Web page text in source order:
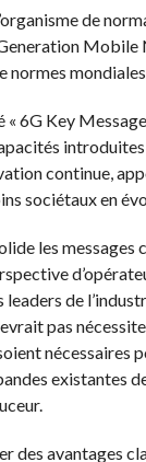
de
normes
6G Key
introduites
continue,
sociétaux en
les
leaders de
pas
nécessaires
existantes
des avantages